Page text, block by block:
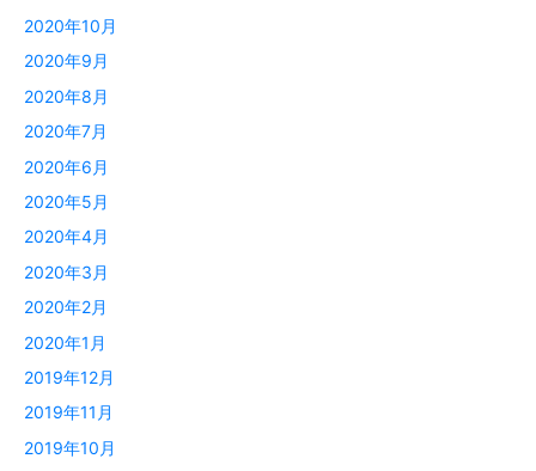
2020年10月
2020年9月
2020年8月
2020年7月
2020年6月
2020年5月
2020年4月
2020年3月
2020年2月
2020年1月
2019年12月
2019年11月
2019年10月